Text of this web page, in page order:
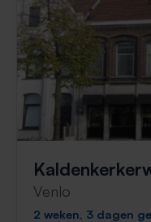
Venlo
2 weken, 3 dagen